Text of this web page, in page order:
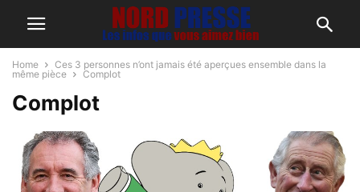
Home
Ces 3 personnes n’ont jamais été aperçues ensemble dans la
même pièce
Complot
Complot